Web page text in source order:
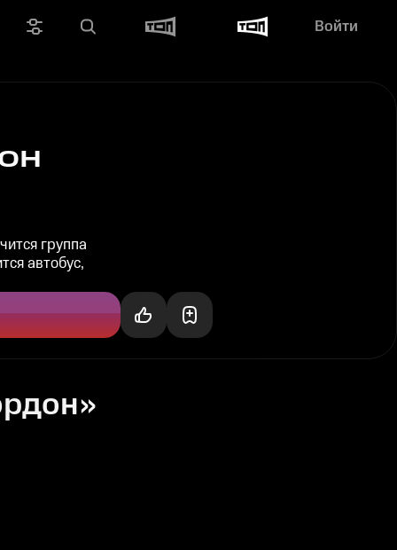
Войти
группа
автобус,